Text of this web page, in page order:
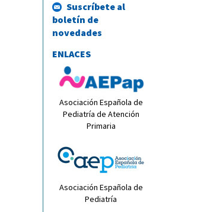
Suscríbete al
boletín de
novedades
ENLACES
Asociación Española de
Pediatría de Atención
Primaria
Asociación Española de
Pediatría